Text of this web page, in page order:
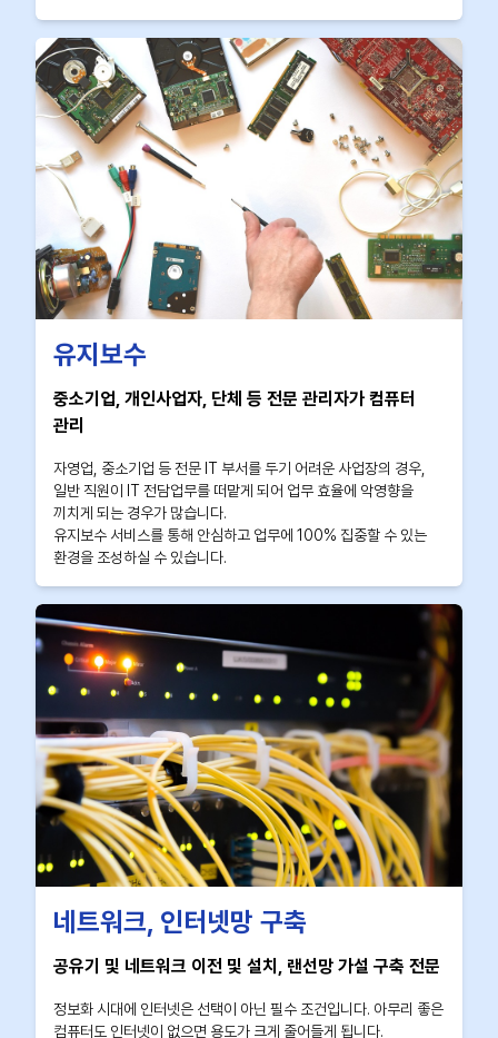
유지보수
중소기업, 개인사업자, 단체 등 전문 관리자가 컴퓨터
관리
자영업, 중소기업 등 전문 IT 부서를 두기 어려운 사업장의 경우,
일반 직원이 IT 전담업무를 떠맡게 되어 업무 효율에 악영향을
끼치게 되는 경우가 많습니다.
유지보수 서비스를 통해 안심하고 업무에 100% 집중할 수 있는
환경을 조성하실 수 있습니다.
네트워크, 인터넷망 구축
공유기 및 네트워크 이전 및 설치, 랜선망 가설 구축 전문
정보화 시대에 인터넷은 선택이 아닌 필수 조건입니다. 아무리 좋은
컴퓨터도 인터넷이 없으면 용도가 크게 줄어들게 됩니다.